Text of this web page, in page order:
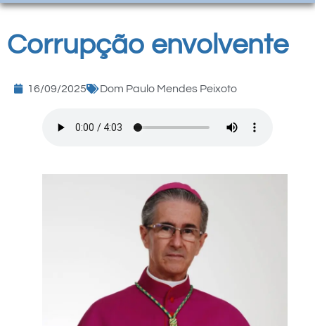
Corrupção envolvente
16/09/2025 Dom Paulo Mendes Peixoto